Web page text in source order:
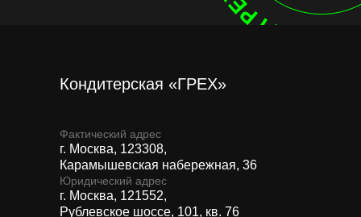
Фактический адрес
г. Москва, 123308,
Карамышевская набережная, 36
Юридический адрес
г. Москва, 121552,
Рублевское шоссе, 101, кв. 76
Кондитерская «ГРЕХ»